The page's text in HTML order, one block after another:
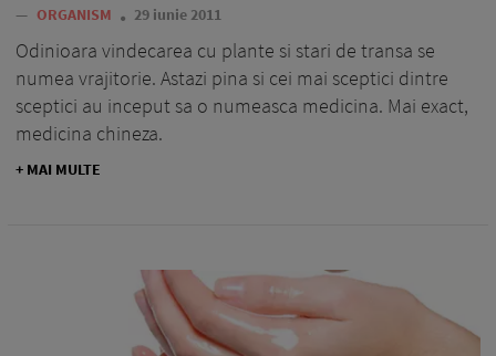
— ORGANISM 29 iunie 2011
Odinioara vindecarea cu plante si stari de transa se
numea vrajitorie. Astazi pina si cei mai sceptici dintre
sceptici au inceput sa o numeasca medicina. Mai exact,
medicina chineza.
+ MAI MULTE